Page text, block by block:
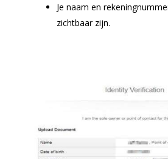
Je naam en
zichtbaar zijn.